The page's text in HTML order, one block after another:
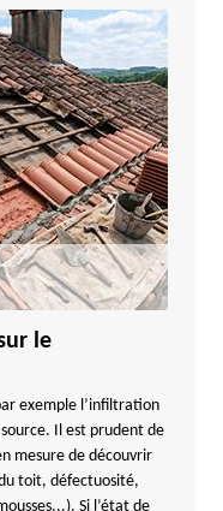
le
exemple l’infiltration
Il est prudent de
mesure de découvrir
toit, défectuosité,
Si l’état de